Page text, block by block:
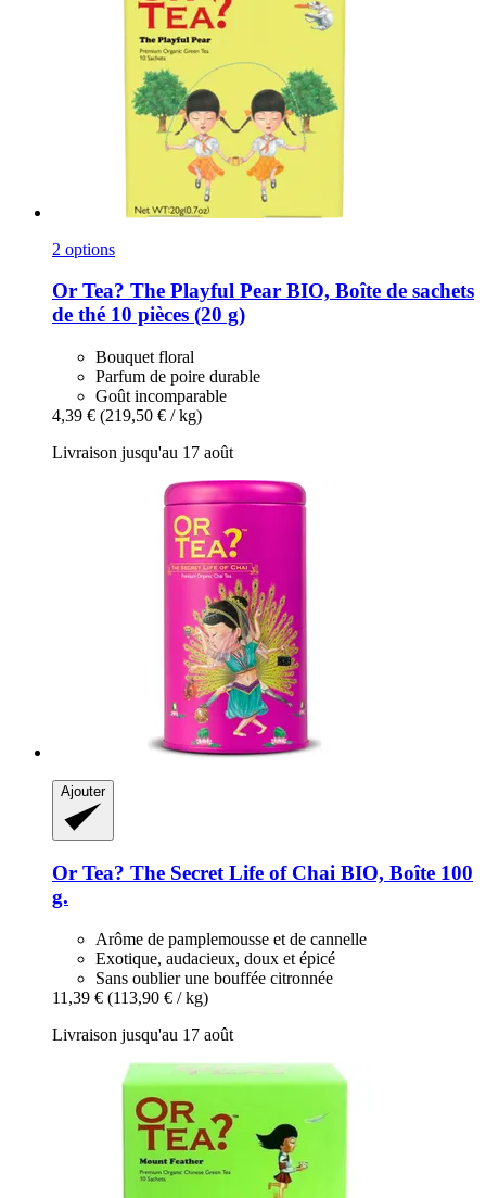
2 options
Or Tea? The Playful Pear BIO, Boîte de sachets
de thé 10 pièces (20 g)
Bouquet floral
Parfum de poire durable
Goût incomparable
4,39 € (219,50 € / kg)
Livraison jusqu'au 17 août
Ajouter
Or Tea? The Secret Life of Chai BIO, Boîte 100
g.
Arôme de pamplemousse et de cannelle
Exotique, audacieux, doux et épicé
Sans oublier une bouffée citronnée
11,39 € (113,90 € / kg)
Livraison jusqu'au 17 août